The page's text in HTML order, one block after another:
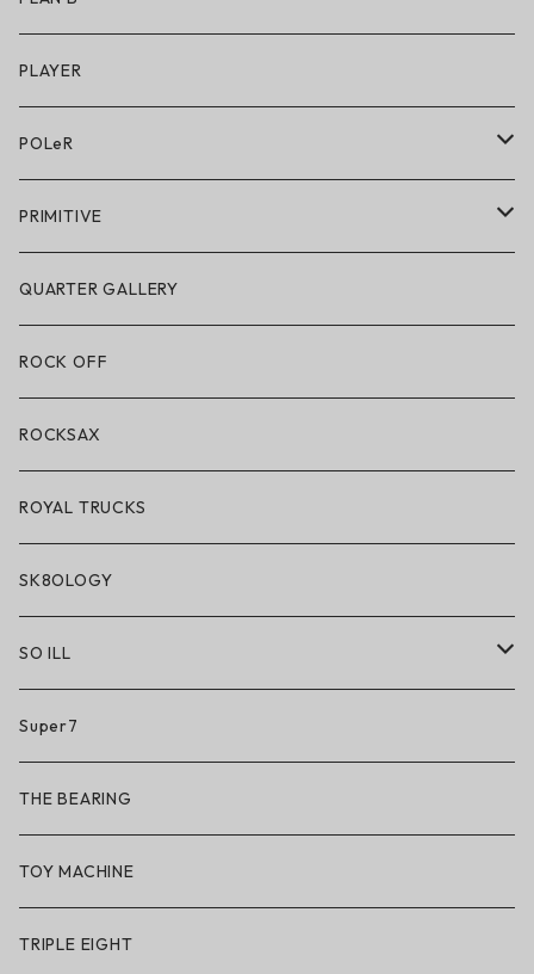
キッズシューズ
シューズ
アクセサリー・小物
PLAYER
POLeR
POLeR × GRIZZLY
POLeR × LAKAI
アパレル
アクセサリー・小物
PRIMITIVE
アパレル
ハードグッズ
QUARTER GALLERY
ROCK OFF
ROCKSAX
ROYAL TRUCKS
SK8OLOGY
SO ILL
So iLL
So iLL × ON THE ROAM
BN3TH × So iLL × ON THE ROAM
Super7
THE BEARING
TOY MACHINE
TRIPLE EIGHT